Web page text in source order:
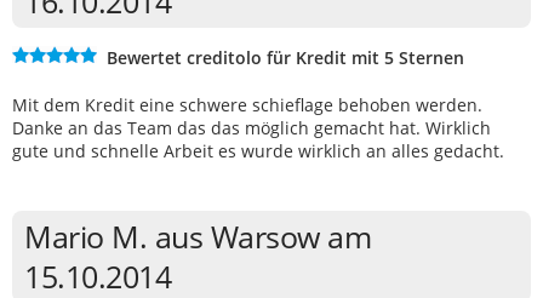
Bewertet creditolo für Kredit mit 5 Sternen
Mit dem Kredit eine schwere schieflage behoben werden.
Danke an das Team das das möglich gemacht hat. Wirklich
gute und schnelle Arbeit es wurde wirklich an alles gedacht.
Mario M. aus Warsow am
15.10.2014